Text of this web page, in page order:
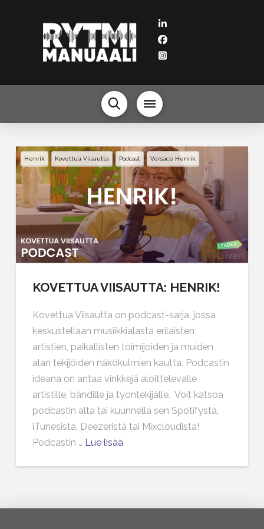
KOVETTUA VIISAUTTA: HENRIK!
Kovettua Viisautta on podcast-sarja, jossa
keskustellaan musiikkialasta erilaisten
artistien, paikallisten toimijoiden ja muiden
alan tekijöiden näkökulmien kautta. Podcastin
ideana on antaa vinkkejä aloittelevalle
artistille, bändille ja työntekijälle. Voit katsoa
podcastin alta tai kuunnella sen Spotifystä,
iTunesista, Deezeristä tai Mixcloudista!
Podcastin … Lue lisää
Henrik Kovettua Viisautta Podcast Versace Henrik